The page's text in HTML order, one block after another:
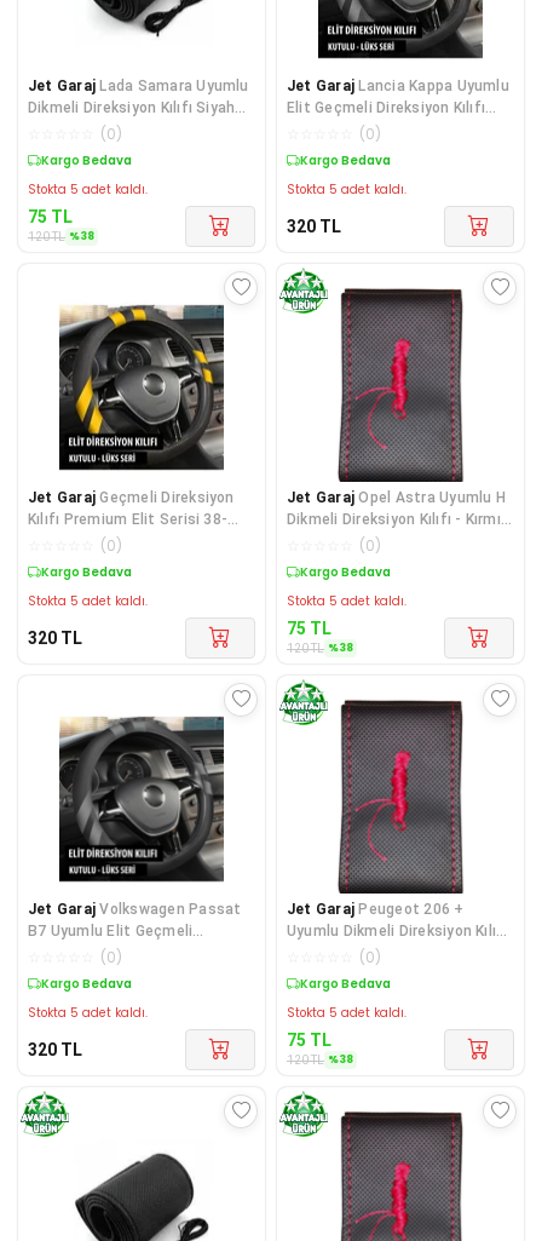
Jet Garaj Lada Samara Uyumlu
Dikmeli Direksiyon Kılıfı Siyah
(0)
Sepette %38 İndirim
Stokta 5 adet kaldı.
75 TL
120TL %38
Jet Garaj Lancia Kappa Uyumlu
Elit Geçmeli Direksiyon Kılıfı
(0)
Kargo Bedava
Stokta 5 adet kaldı.
320 TL
Jet Garaj Geçmeli Direksiyon
Kılıfı Premium Elit Serisi 38-
40cm -sarı(0)
Kargo Bedava
Stokta 5 adet kaldı.
320 TL
Jet Garaj Opel Astra Uyumlu H
Dikmeli Direksiyon Kılıfı - Kırmızı
(0)
Sepette %38 İndirim
Stokta 5 adet kaldı.
75 TL
120TL %38
Jet Garaj Volkswagen Passat
B7 Uyumlu Elit Geçmeli
Direksiyon Kılıfı Füme
(0)
Kargo Bedava
Stokta 5 adet kaldı.
320 TL
Jet Garaj Peugeot 206 +
Uyumlu Dikmeli Direksiyon Kılıfı
Kırmızı Dikişli
(0)
Sepette %38 İndirim
Stokta 5 adet kaldı.
75 TL
120TL %38